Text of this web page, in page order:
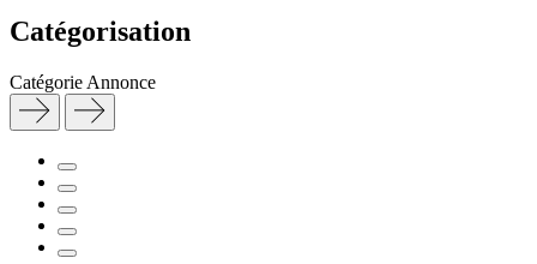
Catégorisation
Catégorie Annonce